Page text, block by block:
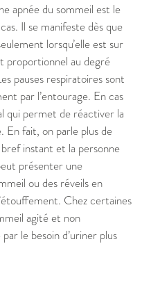
apnée du sommeil est le
Il se manifeste dès que
lorsqu’elle est sur
proportionnel au degré
pauses respiratoires sont
par l’entourage. En cas
qui permet de réactiver la
En fait, on parle plus de
instant et la personne
présenter une
ou des réveils en
Chez certaines
agité et non
le besoin d’uriner plus